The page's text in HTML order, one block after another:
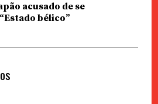
acusado de se
bélico”